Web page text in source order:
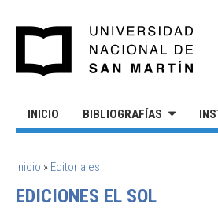
INICIO BIBLIOGRAFÍAS
SE ENCUENTRA USTED AQUÍ
Inicio » Editoriales
EDICIONES EL SOL